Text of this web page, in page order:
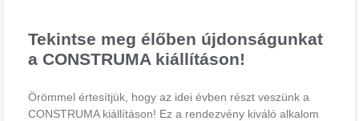
Tekintse meg élőben újdonságunkat
a CONSTRUMA kiállításon!
Örömmel értesítjük, hogy az idei évben részt veszünk a
CONSTRUMA kiállításon! Ez a rendezvény kiváló alkalom